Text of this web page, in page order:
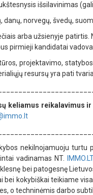
išsilavinimas
danų, norvegų, švedų,
arba užsienyje
pirmieji kandidatai
projektavimo,
resursų yra pati
keliamus reikalavimus
nekilnojamuoju turtu
vadinamas NT.
bei patogesnę
bei kokybiškai teikiame
o techninėmis darbo